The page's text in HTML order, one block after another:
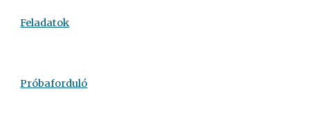
Feladatok
Próbaforduló